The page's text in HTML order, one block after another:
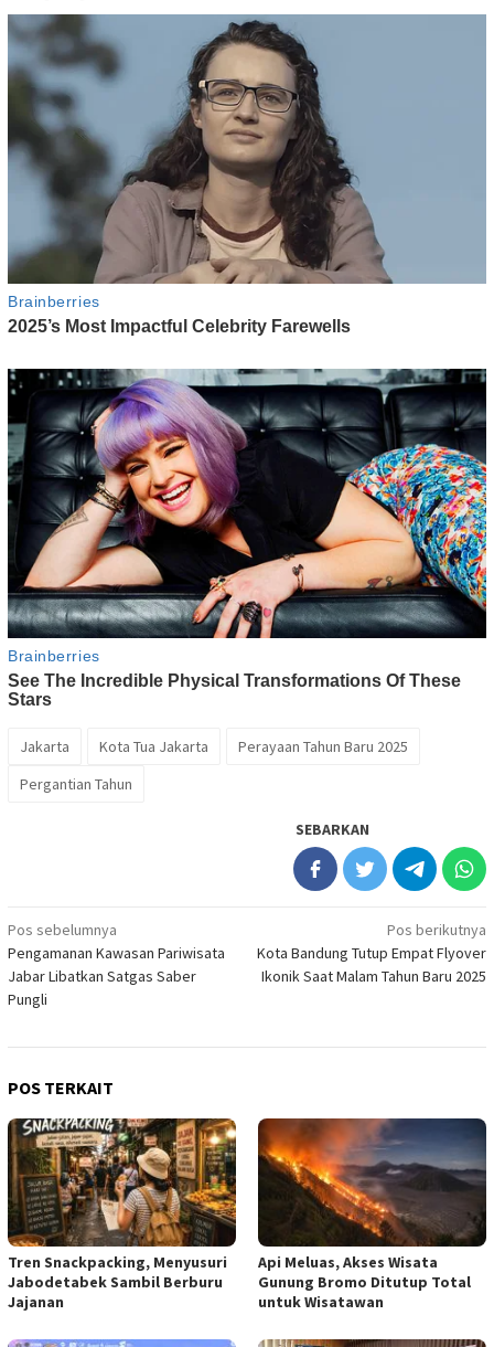
Jakarta Kota Tua Jakarta
Perayaan Tahun Baru 2025
Pergantian Tahun
SEBARKAN
Navigasi
pos
Pos sebelumnya
Pengamanan Kawasan Pariwisata
Jabar Libatkan Satgas Saber
Pungli
Pos berikutnya
Kota Bandung Tutup Empat Flyover
Ikonik Saat Malam Tahun Baru 2025
POS TERKAIT
Tren Snackpacking, Menyusuri
Jabodetabek Sambil Berburu
Jajanan
Api Meluas, Akses Wisata
Gunung Bromo Ditutup Total
untuk Wisatawan